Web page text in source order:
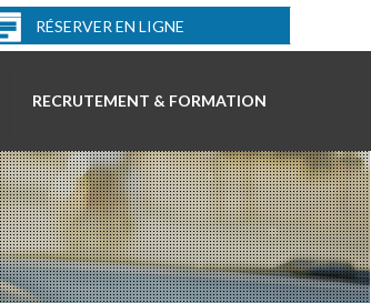
RECRUTEMENT & FORMATION
RÉSERVER EN LIGNE